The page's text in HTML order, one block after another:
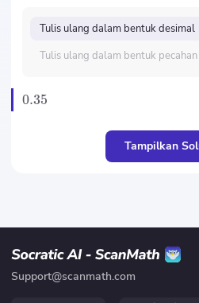
Tulis ulang dalam bentuk desimal
Tulis ulang dalam bentuk pecahan
0.35
Tampilkan
Support@scanmath.com